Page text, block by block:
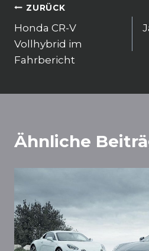
ZURÜCK
Honda CR-V
Vollhybrid im
Fahrbericht
Ähnliche